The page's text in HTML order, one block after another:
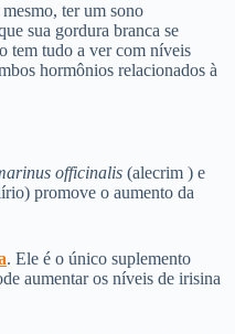
ter um sono
sua gordura branca se
tem tudo a ver com níveis
hormônios relacionados à
officinalis (alecrim ) e
promove o aumento da
. Ele é o único suplemento
aumentar os níveis de irisina